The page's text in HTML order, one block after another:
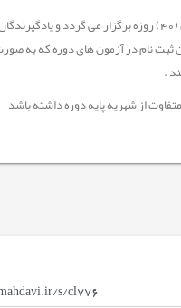
جهت رفاه حال یادگیرندگان محترم دوره های آفلاین (محتوا محور) دریک بازه
.
از شهریه پایه دوره داشته باشد